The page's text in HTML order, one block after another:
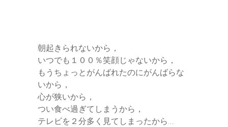
朝起きられないから，
いつでも１００％笑顔じゃないから，
もうちょっとがんばれたのにがんばらな
いから，
心が狭いから，
つい食べ過ぎてしまうから，
テレビを２分多く見てしまったから…